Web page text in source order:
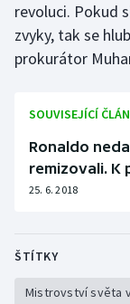
Judo
Krasobruslení
Lyže a
Moderní pětiboj
revoluci. Pokud
zvyky, tak se
prokurátor
SOUVISEJÍCÍ
Ronaldo
remizovali.
25. 6. 2018
ŠTÍTKY
Mistrovství světa